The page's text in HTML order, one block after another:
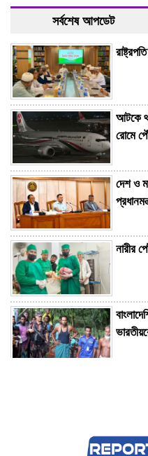
সর্বশেষ আপডেট
আটকে
রোমে
দেশ ও
নারীর